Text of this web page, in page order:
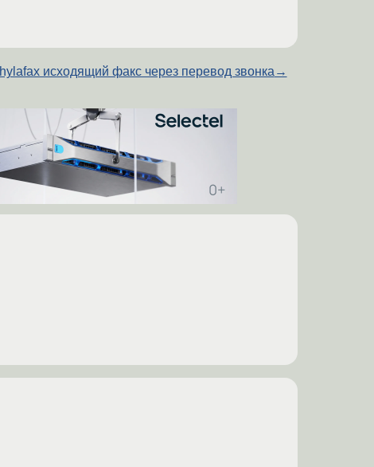
hylafax исходящий факс через перевод звонка →